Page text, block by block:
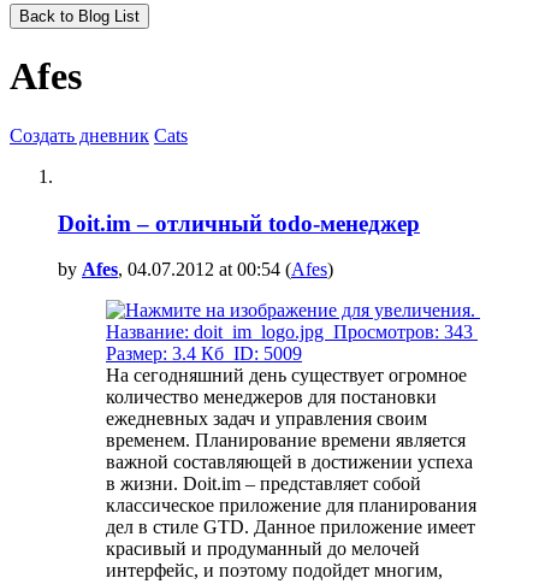
Back to Blog List
Afes
Создать дневник Cats
Doit.im – отличный todo-менеджер
by Afes, 04.07.2012 at 00:54 (Afes)
На сегодняшний день существует огромное
количество менеджеров для постановки
ежедневных задач и управления своим
временем. Планирование времени является
важной составляющей в достижении успеха
в жизни. Doit.im – представляет собой
классическое приложение для планирования
дел в стиле GTD. Данное приложение имеет
красивый и продуманный до мелочей
интерфейс, и поэтому подойдет многим,